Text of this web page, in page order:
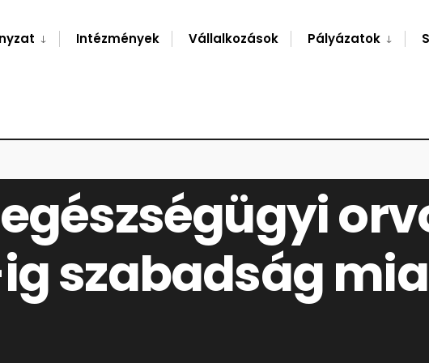
Intézmények Vállalkozások Pályázatok
szabadság